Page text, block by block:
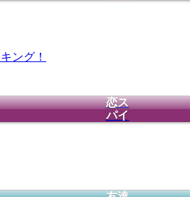
ング！
恋ス
パイ